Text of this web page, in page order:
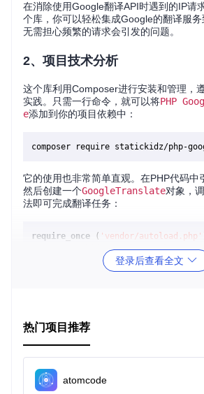
在消除使用Google翻译API时遇到的IP请
个库，你可以轻松集成Google的翻译服务
无需担心频繁的请求会引发的问题。
2、项目技术分析
这个库利用Composer进行安装和管理，
实践。只需一行命令，就可以将PHP
e添加到你的项目依赖中：
它的使用也非常简单直观。在PHP代码中
然后创建一个GoogleTranslate对象，
法即可完成翻译任务：
require_once ( 'vendor/autoload.php'
\GoogleTranslate;
; // 原始语言
$trans = new
echo $result
登录后查看全文
热门项目推荐
atomcode